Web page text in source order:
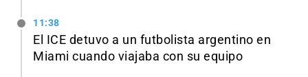
11:38
El ICE detuvo a un futbolista argentino en
Miami cuando viajaba con su equipo